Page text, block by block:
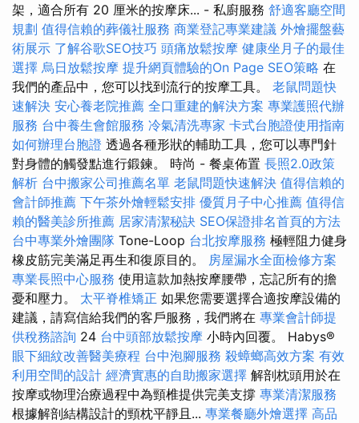
架，適合所有 20 厘米的按摩床... - 私廚服務 舒適客廳空間
規劃 值得信賴的葬儀社服務 商業登記專業建議 外燴擺盤藝
術展示 了解谷歌SEO技巧 頭痛放鬆按摩 健康坐月子的最佳
選擇 烏日放鬆按摩 提升網頁體驗的On Page SEO策略 在
我們的產品中，您可以找到流行的按摩工具。 老鼠問題快
速解決 安心養老院推薦 全口重建的解決方案 專業護照代辦
服務 台中養生會館服務 冷氣清洗專家 卡式台胞證使用指南
如何辦理台胞證 透過各種形狀的輔助工具，您可以專門針
對身體的觸發點進行鍛鍊。 時尚 - 餐桌佈置 長照2.0政策
解析 台中搬家公司推薦名單 老鼠問題快速解決 值得信賴的
會計師推薦 下午茶外燴輕鬆安排 優質月子中心推薦 值得信
賴的醫美診所推薦 居家清潔秘訣 SEO保證排名首頁的方法
台中專業外燴團隊 Tone-Loop 台北按摩服務 極輕阻力健身
橡皮筋完美滿足再生和復原目的。 房屋漏水全面檢修方案
專業長照中心服務 使用這款加熱按摩腰帶，忘記所有的擔
憂和壓力。 太平脊椎矯正 如果您需要選擇合適按摩設備的
建議，請寫信給我們的客戶服務，我們將在 專業會計師提
供稅務諮詢 24 台中頭部放鬆按摩 小時內回覆。 Habys®
眼下細紋改善醫美療程 台中泡腳服務 殺蟑螂高效方案 有效
利用空間的設計 經濟實惠的自助搬家選擇 解剖枕頭用於在
按摩或物理治療過程中為頸椎提供完美支撐 專業清潔服務
根據解剖結構設計的頸枕平靜且... 專業餐廳外燴選擇 高品